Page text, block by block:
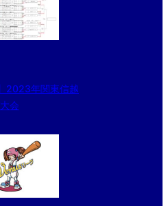
2023年関東信越
会